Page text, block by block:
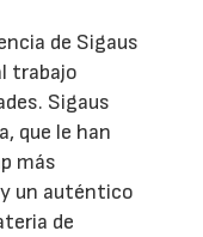
de Sigaus
trabajo
Sigaus
que le han
más
un auténtico
de